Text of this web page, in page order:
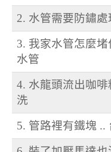
2. 水管需要防鏽處
3. 我家水管怎麼
水管
4. 水龍頭流出咖
洗
5. 管路裡有鐵塊 ..